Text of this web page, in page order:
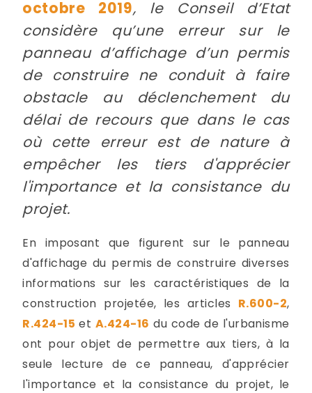
octobre 2019, le Conseil d’Etat
considère qu’une erreur sur le
panneau d’affichage d’un permis
de construire ne conduit à faire
obstacle au déclenchement du
délai de recours que dans le cas
où cette erreur est de nature à
empêcher les tiers d'apprécier
l'importance et la consistance du
projet.
En imposant que figurent sur le panneau
d'affichage du permis de construire diverses
informations sur les caractéristiques de la
construction projetée, les articles R.600-2,
R.424-15 et A.424-16 du code de l'urbanisme
ont pour objet de permettre aux tiers, à la
seule lecture de ce panneau, d'apprécier
l'importance et la consistance du projet, le